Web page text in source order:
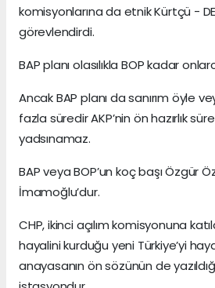
komisyonlarına da etnik Kürtçü -
görevlendirdi.
BAP planı olasılıkla BOP kadar
Ancak BAP planı da sanırım öyle
fazla süredir AKP’nin ön hazırlık
yadsınamaz.
BAP veya BOP’un koç başı Özgür
İmamoğlu’dur.
CHP, ikinci açılım komisyonuna
hayalini kurduğu yeni Türkiye’yi
anayasanın ön sözünün de